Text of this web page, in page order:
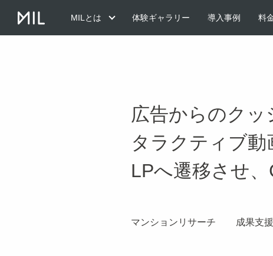
MILとは 体験ギャラリー 導入事例 料
広告からのク
タラクティブ
LPへ遷移させ、
マンションリサーチ 成果支援